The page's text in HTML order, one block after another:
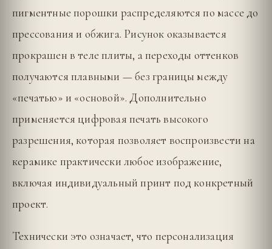
пигментные порошки распределяются по массе до
прессования и обжига. Рисунок оказывается
прокрашен в теле плиты, а переходы оттенков
получаются плавными — без границы между
«печатью» и «основой». Дополнительно
применяется цифровая печать высокого
разрешения, которая позволяет воспроизвести на
керамике практически любое изображение,
включая индивидуальный принт под конкретный
проект.
Технически это означает, что персонализация